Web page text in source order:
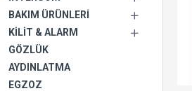
BAKIM ÜRÜNLERI
KILIT & ALARM
GÖZLÜK
AYDINLATMA
EGZOZ